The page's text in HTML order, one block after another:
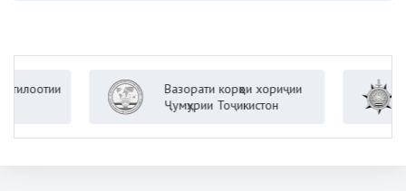
Вазорати корҳои хориҷии
Ҷумҳурии Тоҷикистон